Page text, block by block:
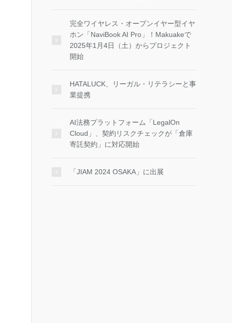
完全ワイヤレス・オープンイヤー型イヤ
ホン「NaviBook AI Pro」！Makuakeで
2025年1月4日（土）からプロジェクト
開始
HATALUCK、リーガル・リテラシーと事
業提携
AI法務プラットフォーム「LegalOn
Cloud」、契約リスクチェックが「倉庫
寄託契約」に対応開始
「JIAM 2024 OSAKA」に出展